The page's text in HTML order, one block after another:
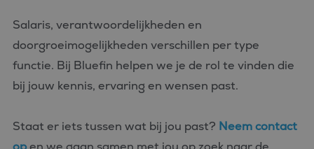
Salaris, verantwoordelijkheden en
doorgroeimogelijkheden verschillen per type
functie. Bij Bluefin helpen we je de rol te vinden die
bij jouw kennis, ervaring en wensen past.
Staat er iets tussen wat bij jou past? Neem contact